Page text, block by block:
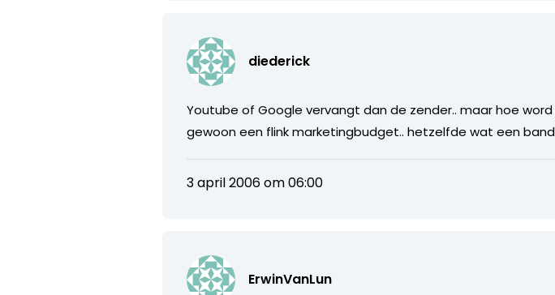
diederick
Youtube of Google vervangt dan de zender.. maar hoe
gewoon een flink marketingbudget.. hetzelfde wat een
3 april 2006 om 06:00
ErwinVanLun